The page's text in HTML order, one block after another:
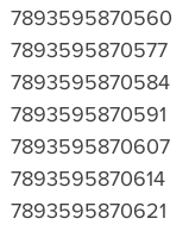
7893595870560
7893595870577
7893595870584
7893595870591
7893595870607
7893595870614
7893595870621